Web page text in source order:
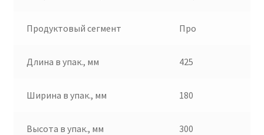
Продуктовый сегмент Про
Длина в упак., мм 425
Ширина в упак., мм 180
Высота в упак., мм 300